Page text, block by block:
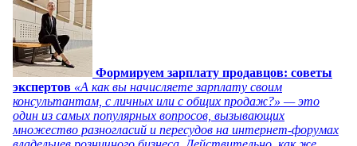
Формируем зарплату продавцов: советы
экспертов «А как вы начисляете зарплату своим
консультантам, с личных или с общих продаж?» — это
один из самых популярных вопросов, вызывающих
множество разногласий и пересудов на интернет-форумах